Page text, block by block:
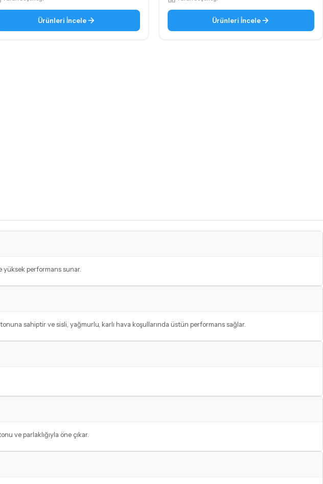
Ürünleri İncele Ürünleri İncele
yüksek performans sunar.
sahiptir ve sisli, yağmurlu, karlı hava koşullarında üstün performans sağlar.
ve parlaklığıyla öne çıkar.